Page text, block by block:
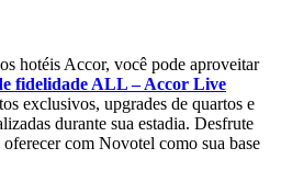
hotéis Accor, você pode aproveitar
fidelidade ALL – Accor Live
exclusivos, upgrades de quartos e
durante sua estadia. Desfrute
com Novotel como sua base